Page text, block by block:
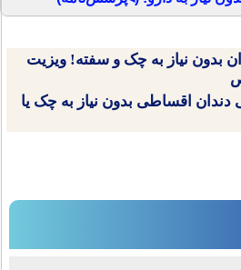
بدون نیاز به چک و سفته! ویزیت
دندان اقساطی بدون نیاز به چک یا